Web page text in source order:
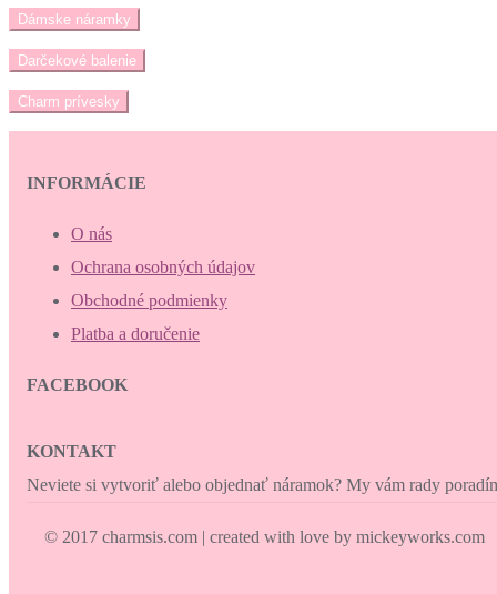
Dámske náramky
Darčekové balenie
Charm prívesky
INFORMÁCIE
O nás
Ochrana osobných údajov
Obchodné podmienky
Platba a doručenie
FACEBOOK
KONTAKT
Neviete si vytvoriť alebo objednať náramok? My vám rady
© 2017 charmsis.com | created with love by mickeyworks.com